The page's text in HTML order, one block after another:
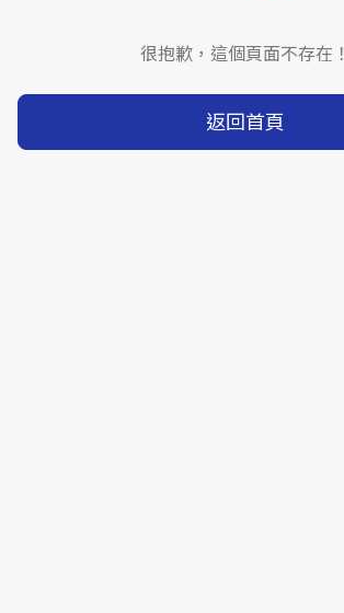
很抱歉，這個頁面不存在！
返回首頁